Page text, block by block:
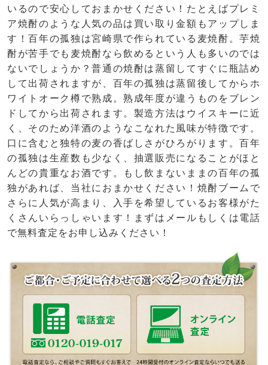
いるので安心しておまかせください！たとえばプレミ
ア焼酎のような人気の品は買い取り金額もアップしま
す！百年の孤独は宮崎県で作られている麦焼酎。芋焼
酎が苦手でも麦焼酎なら飲めるという人も多いのでは
ないでしょうか？普通の焼酎は蒸留してすぐに瓶詰め
して出荷されますが、百年の孤独は蒸留後してからホ
ワイトオーク樽で熟成。熟成年度が違うものをブレン
ドしてから出荷されます。製造方法はウイスキーに近
く、そのため洋酒のようなこなれた風味が特徴です。
口に含むと独特の麦の香ばしさがひろがります。百年
の孤独は生産数も少なく、抽選販売になることがほと
んどの貴重なお酒です。もし飲まないままの百年の孤
独があれば、当社におまかせください！焼酎ブームで
さらに人気が高まり、入手を希望しているお客様がた
くさんいらっしゃいます！まずはメールもしくは電話
で無料査定をお申し込みください！